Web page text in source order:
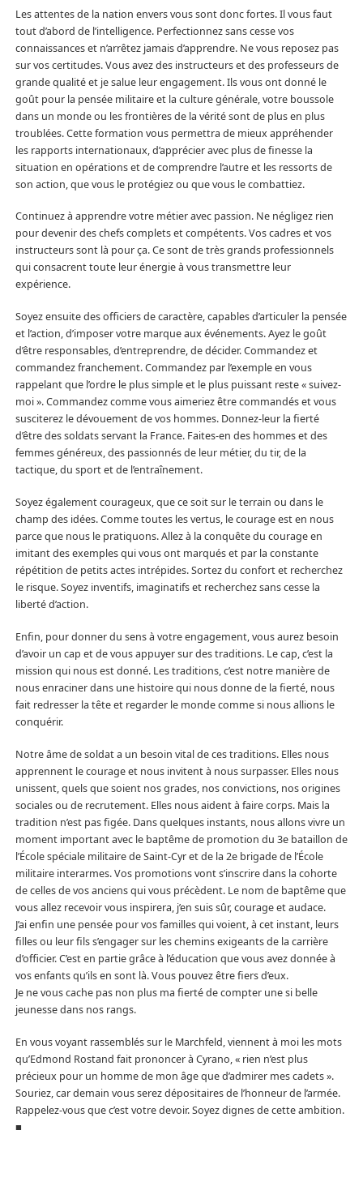
Les attentes de la nation envers vous sont donc fortes. Il vous faut
tout d’abord de l’intelligence. Perfectionnez sans cesse vos
connaissances et n’arrêtez jamais d’apprendre. Ne vous reposez pas
sur vos certitudes. Vous avez des instructeurs et des professeurs de
grande qualité et je salue leur engagement. Ils vous ont donné le
goût pour la pensée militaire et la culture générale, votre boussole
dans un monde ou les frontières de la vérité sont de plus en plus
troublées. Cette formation vous permettra de mieux appréhender
les rapports internationaux, d’apprécier avec plus de finesse la
situation en opérations et de comprendre l’autre et les ressorts de
son action, que vous le protégiez ou que vous le combattiez.
Continuez à apprendre votre métier avec passion. Ne négligez rien
pour devenir des chefs complets et compétents. Vos cadres et vos
instructeurs sont là pour ça. Ce sont de très grands professionnels
qui consacrent toute leur énergie à vous transmettre leur
expérience.
Soyez ensuite des officiers de caractère, capables d’articuler la pensée
et l’action, d’imposer votre marque aux événements. Ayez le goût
d’être responsables, d’entreprendre, de décider. Commandez et
commandez franchement. Commandez par l’exemple en vous
rappelant que l’ordre le plus simple et le plus puissant reste « suivez-
moi ». Commandez comme vous aimeriez être commandés et vous
susciterez le dévouement de vos hommes. Donnez-leur la fierté
d’être des soldats servant la France. Faites-en des hommes et des
femmes généreux, des passionnés de leur métier, du tir, de la
tactique, du sport et de l’entraînement.
Soyez également courageux, que ce soit sur le terrain ou dans le
champ des idées. Comme toutes les vertus, le courage est en nous
parce que nous le pratiquons. Allez à la conquête du courage en
imitant des exemples qui vous ont marqués et par la constante
répétition de petits actes intrépides. Sortez du confort et recherchez
le risque. Soyez inventifs, imaginatifs et recherchez sans cesse la
liberté d’action.
Enfin, pour donner du sens à votre engagement, vous aurez besoin
d’avoir un cap et de vous appuyer sur des traditions. Le cap, c’est la
mission qui nous est donné. Les traditions, c’est notre manière de
nous enraciner dans une histoire qui nous donne de la fierté, nous
fait redresser la tête et regarder le monde comme si nous allions le
conquérir.
Notre âme de soldat a un besoin vital de ces traditions. Elles nous
apprennent le courage et nous invitent à nous surpasser. Elles nous
unissent, quels que soient nos grades, nos convictions, nos origines
sociales ou de recrutement. Elles nous aident à faire corps. Mais la
tradition n’est pas figée. Dans quelques instants, nous allons vivre un
moment important avec le baptême de promotion du 3e bataillon de
l’École spéciale militaire de Saint-Cyr et de la 2e brigade de l’École
militaire interarmes. Vos promotions vont s’inscrire dans la cohorte
de celles de vos anciens qui vous précèdent. Le nom de baptême que
vous allez recevoir vous inspirera, j’en suis sûr, courage et audace.
J’ai enfin une pensée pour vos familles qui voient, à cet instant, leurs
filles ou leur fils s’engager sur les chemins exigeants de la carrière
d’officier. C’est en partie grâce à l’éducation que vous avez donnée à
vos enfants qu’ils en sont là. Vous pouvez être fiers d’eux.
Je ne vous cache pas non plus ma fierté de compter une si belle
jeunesse dans nos rangs.
En vous voyant rassemblés sur le Marchfeld, viennent à moi les mots
qu’Edmond Rostand fait prononcer à Cyrano, « rien n’est plus
précieux pour un homme de mon âge que d’admirer mes cadets ».
Souriez, car demain vous serez dépositaires de l’honneur de l’armée.
Rappelez-vous que c’est votre devoir. Soyez dignes de cette ambition.
■